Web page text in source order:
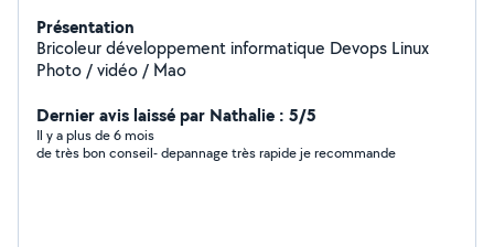
Présentation
Bricoleur développement informatique Devops Linux
Photo / vidéo / Mao
Dernier avis laissé par Nathalie : 5/5
Il y a plus de 6 mois
de très bon conseil- depannage très rapide je recommande